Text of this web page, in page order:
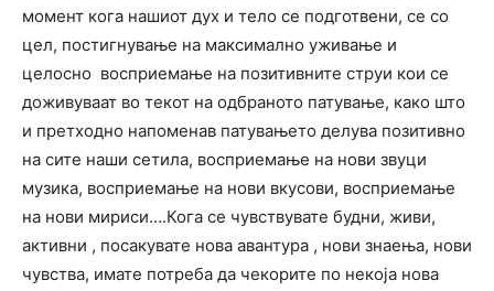
момент кога нашиот дух и тело се подготвени, се со
цел, постигнување на максимално уживање и
целосно восприемање на позитивните струи кои се
доживуваат во текот на одбраното патување, како што
и претходно напоменав патувањето делува позитивно
на сите наши сетила, восприемање на нови звуци
музика, восприемање на нови вкусови, восприемање
на нови мириси….Кога се чувствувате будни, живи,
активни , посакувате нова авантура , нови знаења, нови
чувства, имате потреба да чекорите по некоја нова